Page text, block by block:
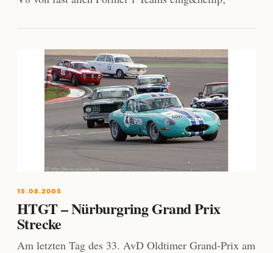
15.08.2005
HTGT – Nürburgring Grand Prix
Strecke
Am letzten Tag des 33. AvD Oldtimer Grand-Prix am